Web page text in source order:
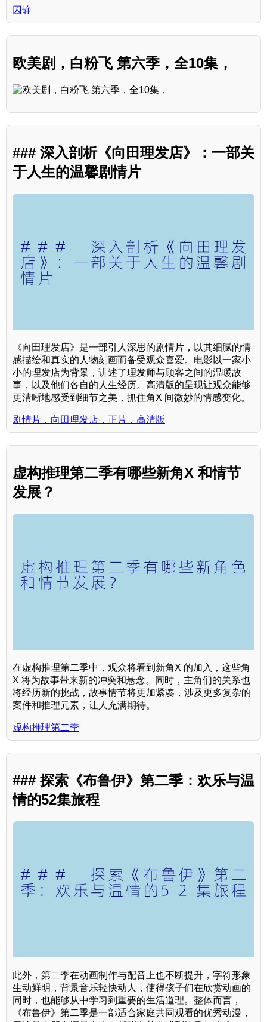
囚静
欧美剧，白粉飞 第六季，全10集，
### 深入剖析《向田理发店》：一部关
于人生的温馨剧情片
《向田理发店》是一部引人深思的剧情片，以其细腻的情
感描绘和真实的人物刻画而备受观众喜爱。电影以一家小
小的理发店为背景，讲述了理发师与顾客之间的温暖故
事，以及他们各自的人生经历。高清版的呈现让观众能够
更清晰地感受到细节之美，抓住角X 间微妙的情感变化。
剧情片，向田理发店，正片，高清版
虚构推理第二季有哪些新角X 和情节
发展？
在虚构推理第二季中，观众将看到新角X 的加入，这些角
X 将为故事带来新的冲突和悬念。同时，主角们的关系也
将经历新的挑战，故事情节将更加紧凑，涉及更多复杂的
案件和推理元素，让人充满期待。
虚构推理第二季
### 探索《布鲁伊》第二季：欢乐与温
情的52集旅程
此外，第二季在动画制作与配音上也不断提升，字符形象
生动鲜明，背景音乐轻快动人，使得孩子们在欣赏动画的
同时，也能够从中学习到重要的生活道理。整体而言，
《布鲁伊》第二季是一部适合家庭共同观看的优秀动漫，